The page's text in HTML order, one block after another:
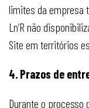
limites da empresa
Ln’R não
Site em territórios
4. Prazos de
Durante o processo